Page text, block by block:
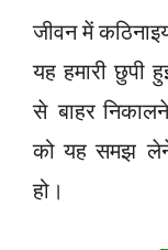
जीवन में
यह हमारी छुपी
से बाहर
को यह समझ
हो।